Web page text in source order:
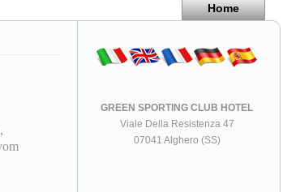
Home
GREEN SPORTING CLUB HOTEL
Viale Della Resistenza 47
07041 Alghero (SS)